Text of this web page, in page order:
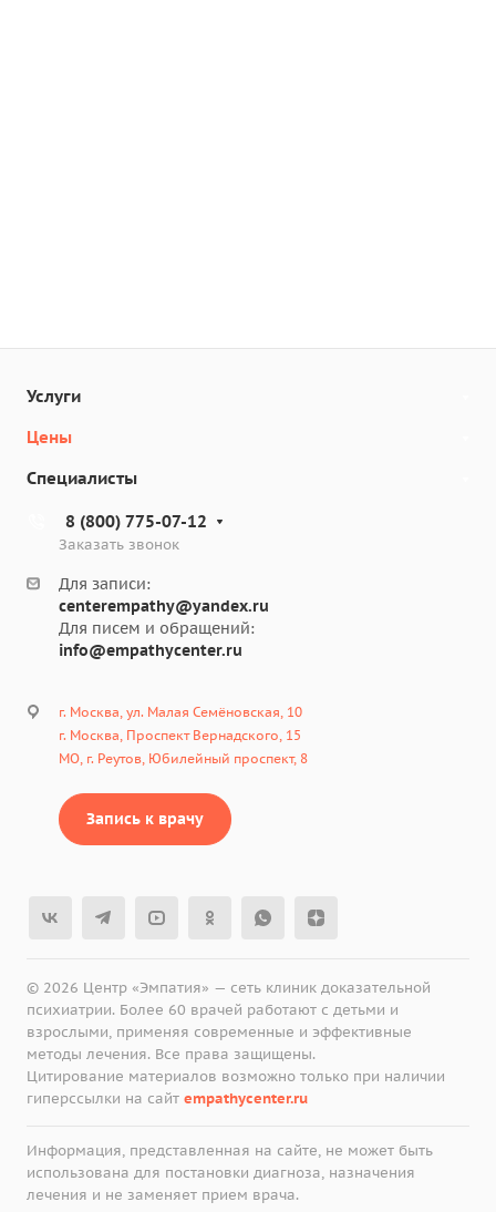
Услуги
Цены
Специалисты
8 (800) 775-07-12
Заказать звонок
Для записи:
centerempathy@yandex.ru
Для писем и обращений:
info@empathycenter.ru
г. Москва, ул. Малая Семёновская, 10
г. Москва, Проспект Вернадского, 15
МО, г. Реутов, Юбилейный проспект, 8
Запись к врачу
© 2026 Центр «Эмпатия» — сеть клиник доказательной
психиатрии. Более 60 врачей работают с детьми и
взрослыми, применяя современные и эффективные
методы лечения. Все права защищены.
Цитирование материалов возможно только при наличии
гиперссылки на сайт empathycenter.ru
Информация, представленная на сайте, не может быть
использована для постановки диагноза, назначения
лечения и не заменяет прием врача.